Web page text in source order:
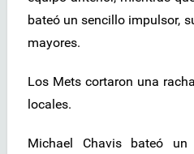
bateó un sencillo impulsor,
mayores.
Los Mets cortaron una
locales.
Michael Chavis bateó